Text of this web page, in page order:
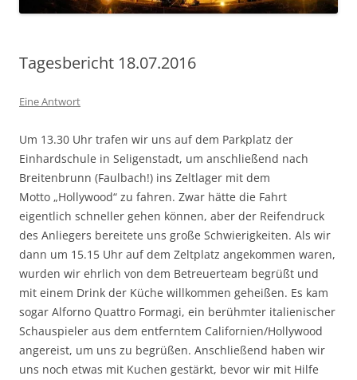
Tagesbericht 18.07.2016
Eine Antwort
Um 13.30 Uhr trafen wir uns auf dem Parkplatz der
Einhardschule in Seligenstadt, um anschließend nach
Breitenbrunn (Faulbach!) ins Zeltlager mit dem
Motto „Hollywood“ zu fahren. Zwar hätte die Fahrt
eigentlich schneller gehen können, aber der Reifendruck
des Anliegers bereitete uns große Schwierigkeiten. Als wir
dann um 15.15 Uhr auf dem Zeltplatz angekommen waren,
wurden wir ehrlich von dem Betreuerteam begrüßt und
mit einem Drink der Küche willkommen geheißen. Es kam
sogar Alforno Quattro Formagi, ein berühmter italienischer
Schauspieler aus dem entferntem Californien/Hollywood
angereist, um uns zu begrüßen. Anschließend haben wir
uns noch etwas mit Kuchen gestärkt, bevor wir mit Hilfe